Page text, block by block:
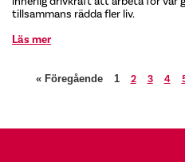
tillsammans rädda fler liv.
Läs mer
« Föregående 1 2 3 4